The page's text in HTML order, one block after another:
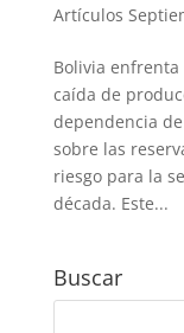
Artículos
Bolivia
caída de
dependencia
sobre las
riesgo para la
década. Este...
Buscar